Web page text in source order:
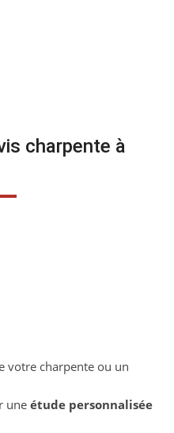
charpente à
votre charpente ou un
une étude personnalisée